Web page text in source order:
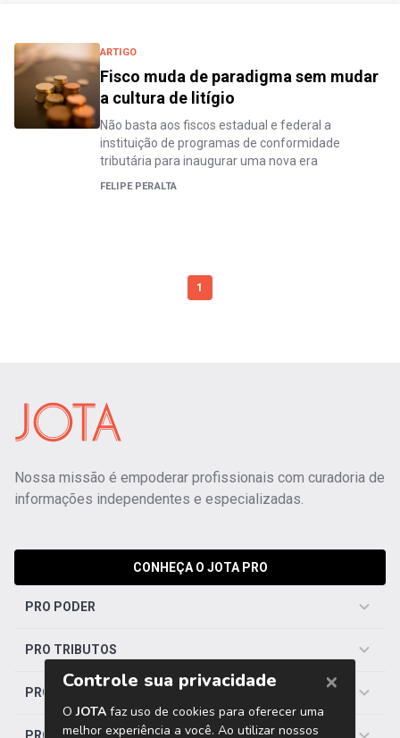
ARTIGO
Fisco muda de paradigma sem mudar
a cultura de litígio
Não basta aos fiscos estadual e federal a
instituição de programas de conformidade
tributária para inaugurar uma nova era
FELIPE PERALTA
1
Nossa missão é empoderar profissionais com curadoria de
informações independentes e especializadas.
CONHEÇA O JOTA PRO
PRO PODER
PRO TRIBUTOS
PRO TRABALHISTA